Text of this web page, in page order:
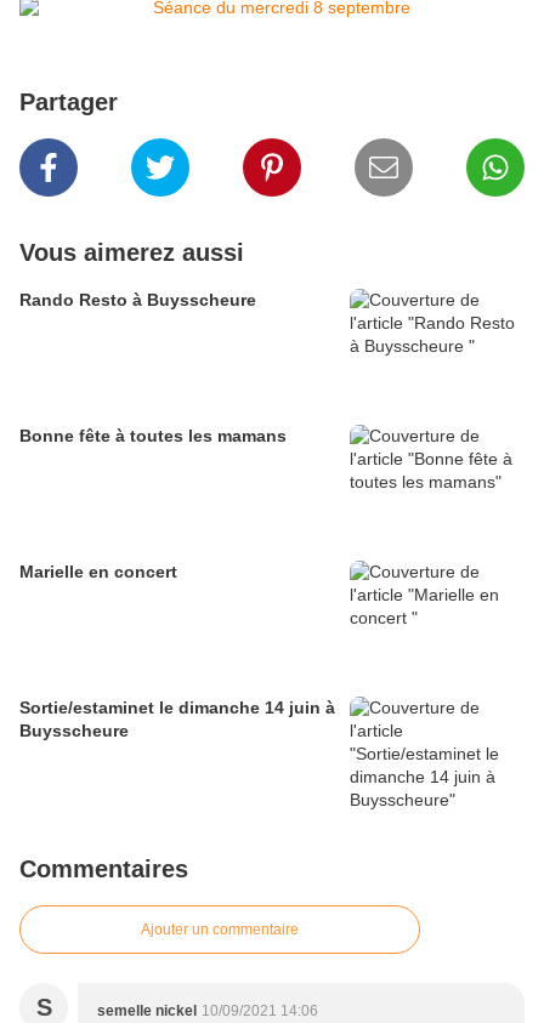
Partager
Vous aimerez aussi
Rando Resto à Buysscheure
Bonne fête à toutes les mamans
Marielle en concert
Sortie/estaminet le dimanche 14 juin à
Buysscheure
Commentaires
Ajouter un commentaire
S semelle nickel 10/09/2021 14:06